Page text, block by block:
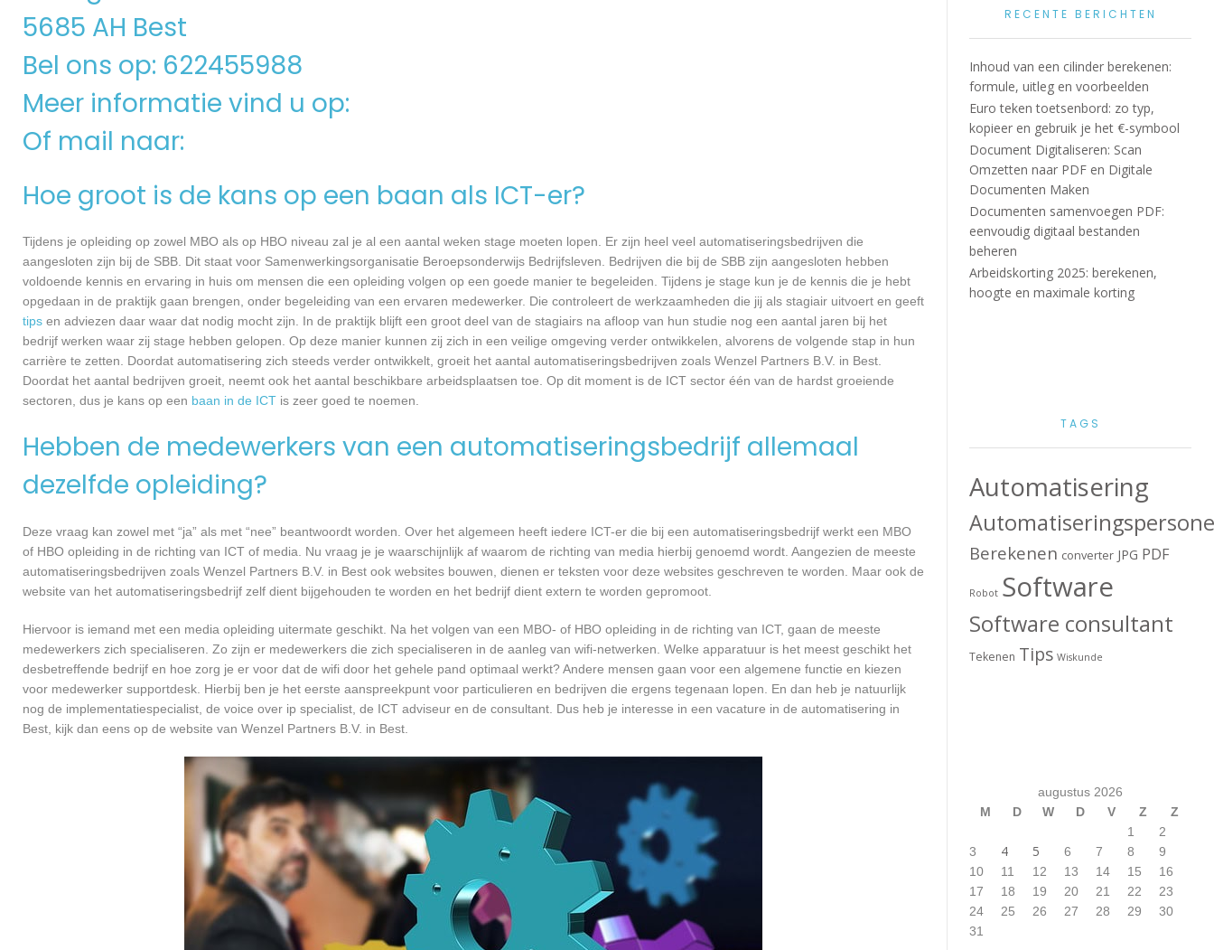
5685 AH Best
Bel ons op: 622455988
Meer informatie vind u op:
Of mail naar:
Hoe groot is de kans op een baan als ICT-er?
Tijdens je opleiding op zowel MBO als op HBO niveau zal je al een aantal weken stage moeten lopen. Er zijn heel veel automatiseringsbedrijven die
aangesloten zijn bij de SBB. Dit staat voor Samenwerkingsorganisatie Beroepsonderwijs Bedrijfsleven. Bedrijven die bij de SBB zijn aangesloten hebben
voldoende kennis en ervaring in huis om mensen die een opleiding volgen op een goede manier te begeleiden. Tijdens je stage kun je de kennis die je hebt
opgedaan in de praktijk gaan brengen, onder begeleiding van een ervaren medewerker. Die controleert de werkzaamheden die jij als stagiair uitvoert en geeft
tips en adviezen daar waar dat nodig mocht zijn. In de praktijk blijft een groot deel van de stagiairs na afloop van hun studie nog een aantal jaren bij het
bedrijf werken waar zij stage hebben gelopen. Op deze manier kunnen zij zich in een veilige omgeving verder ontwikkelen, alvorens de volgende stap in hun
carrière te zetten. Doordat automatisering zich steeds verder ontwikkelt, groeit het aantal automatiseringsbedrijven zoals Wenzel Partners B.V. in Best.
Doordat het aantal bedrijven groeit, neemt ook het aantal beschikbare arbeidsplaatsen toe. Op dit moment is de ICT sector één van de hardst groeiende
sectoren, dus je kans op een baan in de ICT is zeer goed te noemen.
Hebben de medewerkers van een automatiseringsbedrijf allemaal
dezelfde opleiding?
Deze vraag kan zowel met “ja” als met “nee” beantwoordt worden. Over het algemeen heeft iedere ICT-er die bij een automatiseringsbedrijf werkt een MBO
of HBO opleiding in de richting van ICT of media. Nu vraag je je waarschijnlijk af waarom de richting van media hierbij genoemd wordt. Aangezien de meeste
automatiseringsbedrijven zoals Wenzel Partners B.V. in Best ook websites bouwen, dienen er teksten voor deze websites geschreven te worden. Maar ook de
website van het automatiseringsbedrijf zelf dient bijgehouden te worden en het bedrijf dient extern te worden gepromoot.
Hiervoor is iemand met een media opleiding uitermate geschikt. Na het volgen van een MBO- of HBO opleiding in de richting van ICT, gaan de meeste
medewerkers zich specialiseren. Zo zijn er medewerkers die zich specialiseren in de aanleg van wifi-netwerken. Welke apparatuur is het meest geschikt het
desbetreffende bedrijf en hoe zorg je er voor dat de wifi door het gehele pand optimaal werkt? Andere mensen gaan voor een algemene functie en kiezen
voor medewerker supportdesk. Hierbij ben je het eerste aanspreekpunt voor particulieren en bedrijven die ergens tegenaan lopen. En dan heb je natuurlijk
nog de implementatiespecialist, de voice over ip specialist, de ICT adviseur en de consultant. Dus heb je interesse in een vacature in de automatisering in
Best, kijk dan eens op de website van Wenzel Partners B.V. in Best.
RECENTE BERICHTEN
Inhoud van een cilinder berekenen:
formule, uitleg en voorbeelden
Euro teken toetsenbord: zo typ,
kopieer en gebruik je het €-symbool
Document Digitaliseren: Scan
Omzetten naar PDF en Digitale
Documenten Maken
Documenten samenvoegen PDF:
eenvoudig digitaal bestanden
beheren
Arbeidskorting 2025: berekenen,
hoogte en maximale korting
TAGS
Automatisering
Berekenen converter JPG PDF
Robot Software
Software consultant
Tekenen Tips Wiskunde
augustus 2026
M
D W D V Z
Z
1
2
3
4 5 6 7 8
9
10
11 12 13 14 15
16
17
18 19 20 21 22
23
24
25 26 27 28 29
30
31